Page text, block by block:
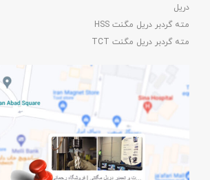
دریل
مته گردبر دریل مگنت HSS
مته گردبر دریل مگنت TCT